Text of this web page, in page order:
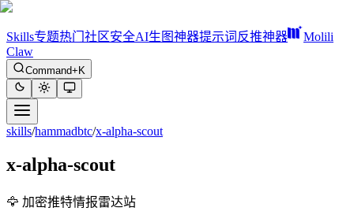
Skills专题热门 社区安全AI生图神器提示词反推神器
Molili
Claw
Command+K
skills/hammadbtc/x-alpha-scout
x-alpha-scout
🦅 加密推特情报雷达站